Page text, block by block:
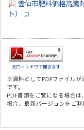
雲仙市肥料価格高騰
ト）
別ウィンドウで開きます
※資料としてPDFファイルが
です。
PDF書類をご覧になる場合は
場合、最新バージョンをご利